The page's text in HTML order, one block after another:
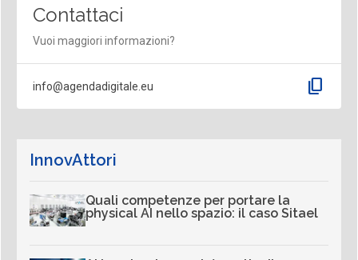
Contattaci
Vuoi maggiori informazioni?
info@agendadigitale.eu content_copy
InnovAttori
Quali competenze per portare la
physical AI nello spazio: il caso Sitael